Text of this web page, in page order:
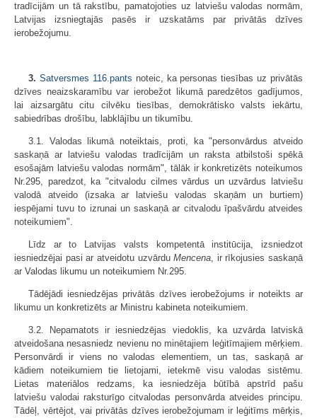
tradīcijām un tā rakstību, pamatojoties uz latviešu valodas normām,
Latvijas izsniegtajās pasēs ir uzskatāms par privātās dzīves
ierobežojumu.
3. Satversmes 116.pants noteic, ka personas tiesības uz privātās
dzīves neaizskaramību var ierobežot likumā paredzētos gadījumos,
lai aizsargātu citu cilvēku tiesības, demokrātisko valsts iekārtu,
sabiedrības drošību, labklājību un tikumību.
3.1. Valodas likumā noteiktais, proti, ka "personvārdus atveido
saskaņā ar latviešu valodas tradīcijām un raksta atbilstoši spēkā
esošajām latviešu valodas normām", tālāk ir konkretizēts noteikumos
Nr.295, paredzot, ka "citvalodu cilmes vārdus un uzvārdus latviešu
valodā atveido (izsaka ar latviešu valodas skaņām un burtiem)
iespējami tuvu to izrunai un saskaņā ar citvalodu īpašvārdu atveides
noteikumiem".
Līdz ar to Latvijas valsts kompetentā institūcija, izsniedzot
iesniedzējai pasi ar atveidotu uzvārduMencena, ir rīkojusies saskaņā
ar Valodas likumu un noteikumiem Nr.295.
Tādējādi iesniedzējas privātās dzīves ierobežojums ir noteikts ar
likumu un konkretizēts ar Ministru kabineta noteikumiem.
3.2. Nepamatots ir iesniedzējas viedoklis, ka uzvārda latviskā
atveidošana nesasniedz nevienu no minētajiem leģitīmajiem mērķiem.
Personvārdi ir viens no valodas elementiem, un tas, saskaņā ar
kādiem noteikumiem tie lietojami, ietekmē visu valodas sistēmu.
Lietas materiālos redzams, ka iesniedzēja būtībā apstrīd pašu
latviešu valodai raksturīgo citvalodas personvārda atveides principu.
Tādēļ, vērtējot, vai privātās dzīves ierobežojumam ir leģitīms mērķis,